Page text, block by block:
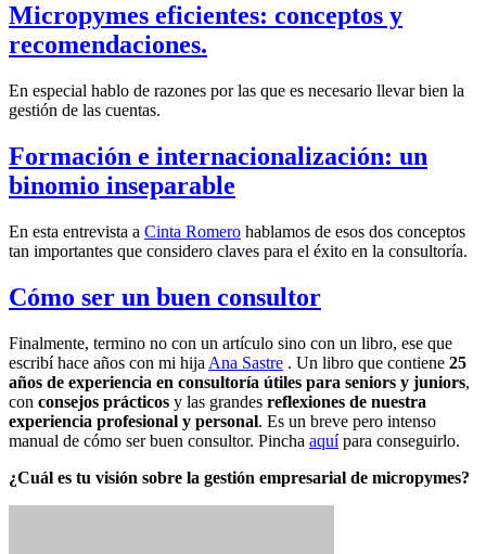
Micropymes eficientes: conceptos y
recomendaciones.
En especial hablo de razones por las que es necesario llevar bien la
gestión de las cuentas.
Formación e internacionalización: un
binomio inseparable
En esta entrevista a Cinta Romero hablamos de esos dos conceptos
tan importantes que considero claves para el éxito en la consultoría.
Cómo ser un buen consultor
Finalmente, termino no con un artículo sino con un libro, ese que
escribí hace años con mi hija Ana Sastre . Un libro que contiene 25
años de experiencia en consultoría útiles para seniors y juniors,
con consejos prácticos y las grandes reflexiones de nuestra
experiencia profesional y personal. Es un breve pero intenso
manual de cómo ser buen consultor. Pincha aquípara conseguirlo.
¿Cuál es tu visión sobre la gestión empresarial de micropymes?